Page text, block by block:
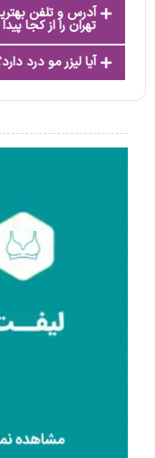
آدرس و تلفن
تهران را از کجا
آیا لیزر مو درد